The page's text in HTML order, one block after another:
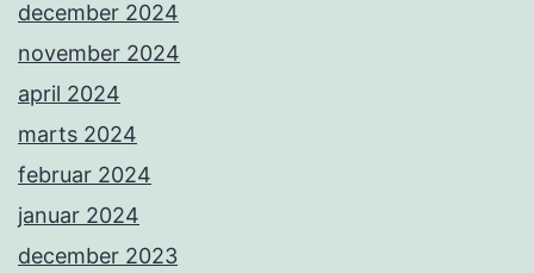
december 2024
november 2024
april 2024
marts 2024
februar 2024
januar 2024
december 2023